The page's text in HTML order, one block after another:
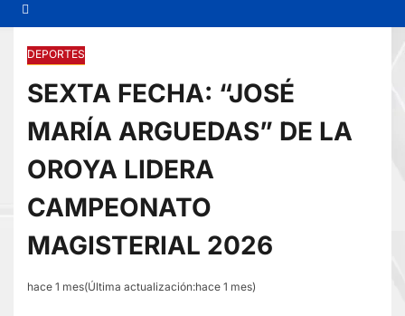
DEPORTES
SEXTA FECHA: “JOSÉ
MARÍA ARGUEDAS” DE LA
OROYA LIDERA
CAMPEONATO
MAGISTERIAL 2026
hace 1 mes(Última actualización:hace 1 mes)